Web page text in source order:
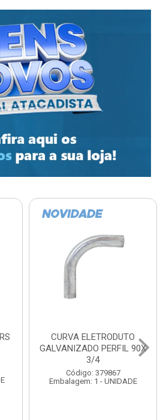
CURVA ELETRODUTO
GALVANIZADO PERFIL 90X
3/4
Código: 379867
Embalagem: 1 - UNIDADE